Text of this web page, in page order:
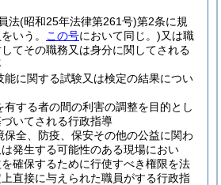
法(昭和25年法律第261号)第2条に規
いう。
この号において同じ。)又は職
てその職務又は身分に関してされる
能に関する試験又は検定の結果につい
有する者の間の利害の調整を目的とし
いてされる行政指導
保全、防疫、保安その他の公益に関わ
発生する可能性のある現場におい
確保するために行使すべき権限を法
直接に与えられた職員がする行政指